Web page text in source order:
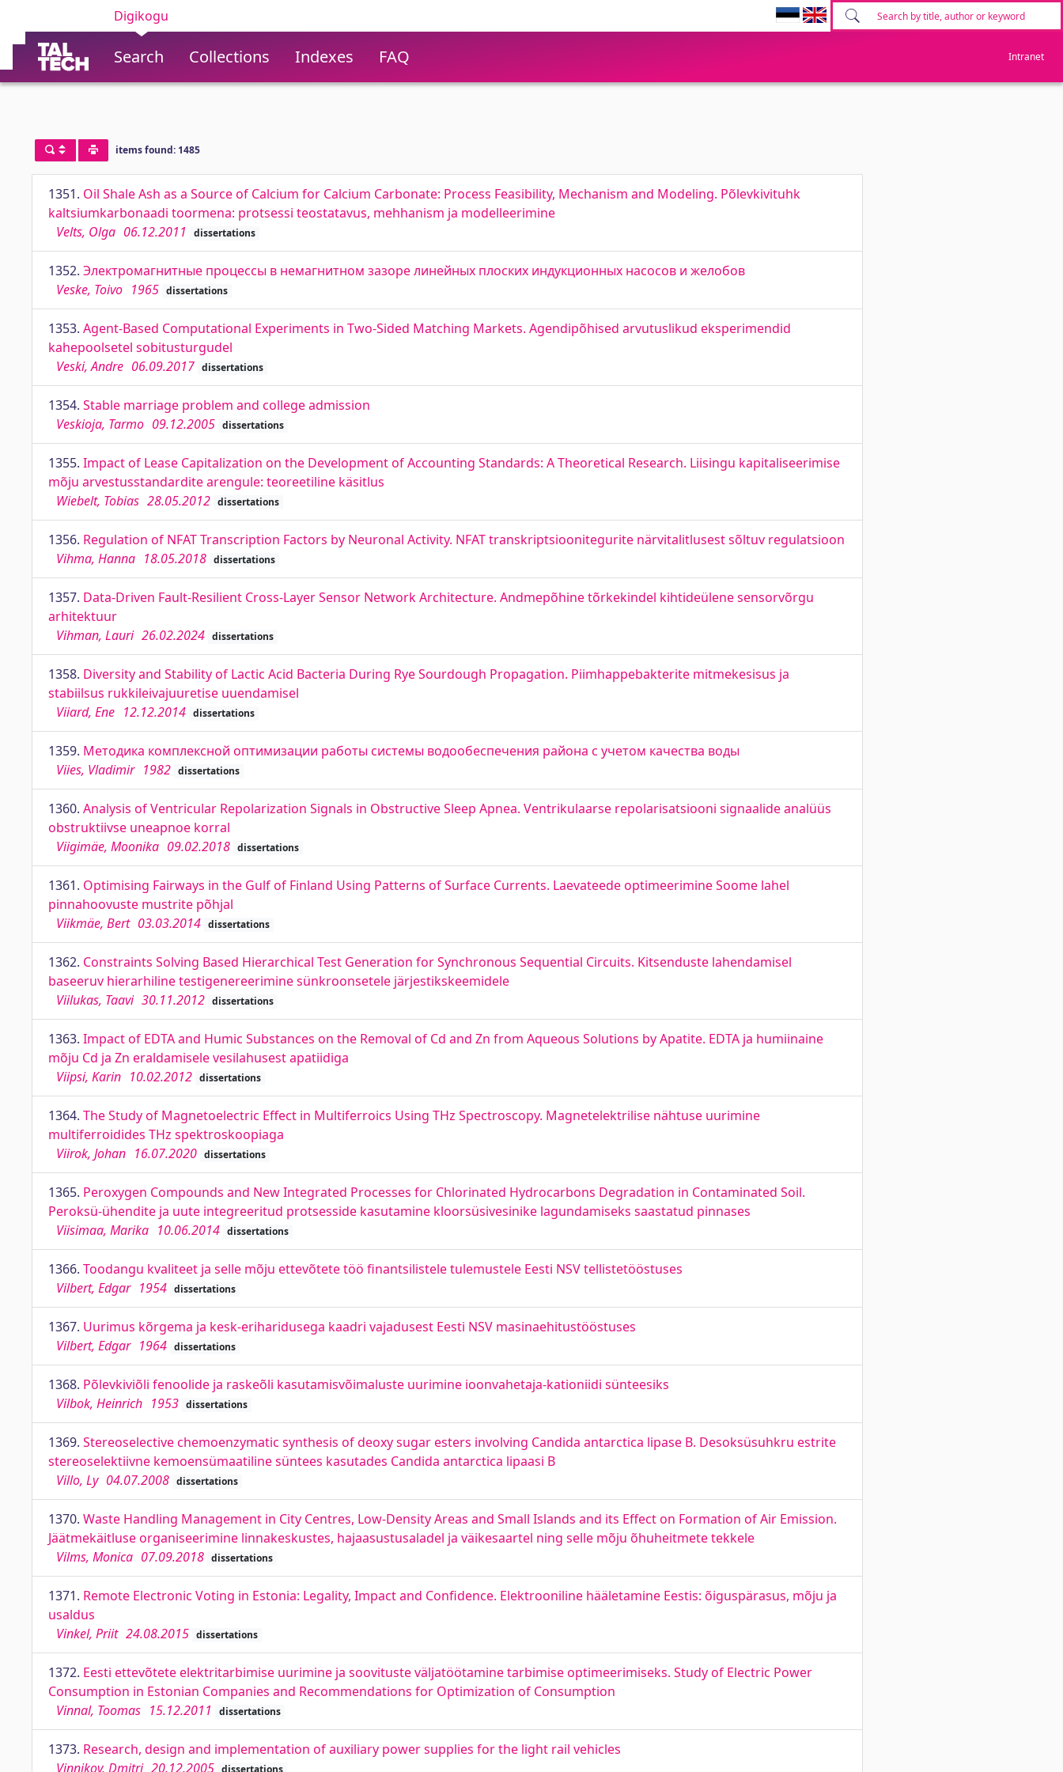
Digikogu
Search Collections Indexes FAQ Intranet
items found: 1485
1351. Oil Shale Ash as a Source of Calcium for Calcium Carbonate: Process Feasibility, Mechanism and Modeling. Põlevkivituhk
kaltsiumkarbonaadi toormena: protsessi teostatavus, mehhanism ja modelleerimine
Velts, Olga 06.12.2011 dissertations
1352. Электромагнитные процессы в немагнитном зазоре линейных плоских индукционных насосов и желобов
Veske, Toivo 1965 dissertations
1353. Agent-Based Computational Experiments in Two-Sided Matching Markets. Agendipõhised arvutuslikud eksperimendid
kahepoolsetel sobitusturgudel
Veski, Andre 06.09.2017 dissertations
1354. Stable marriage problem and college admission
Veskioja, Tarmo 09.12.2005 dissertations
1355. Impact of Lease Capitalization on the Development of Accounting Standards: A Theoretical Research. Liisingu kapitaliseerimise
mõju arvestusstandardite arengule: teoreetiline käsitlus
Wiebelt, Tobias 28.05.2012 dissertations
1356. Regulation of NFAT Transcription Factors by Neuronal Activity. NFAT transkriptsioonitegurite närvitalitlusest sõltuv regulatsioon
Vihma, Hanna 18.05.2018 dissertations
1357. Data-Driven Fault-Resilient Cross-Layer Sensor Network Architecture. Andmepõhine tõrkekindel kihtideülene sensorvõrgu
arhitektuur
Vihman, Lauri 26.02.2024 dissertations
1358. Diversity and Stability of Lactic Acid Bacteria During Rye Sourdough Propagation. Piimhappebakterite mitmekesisus ja
stabiilsus rukkileivajuuretise uuendamisel
Viiard, Ene 12.12.2014 dissertations
1359. Методика комплексной оптимизации работы системы водообеспечения района с учетом качества воды
Viies, Vladimir 1982 dissertations
1360. Analysis of Ventricular Repolarization Signals in Obstructive Sleep Apnea. Ventrikulaarse repolarisatsiooni signaalide analüüs
obstruktiivse uneapnoe korral
Viigimäe, Moonika 09.02.2018 dissertations
1361. Optimising Fairways in the Gulf of Finland Using Patterns of Surface Currents. Laevateede optimeerimine Soome lahel
pinnahoovuste mustrite põhjal
Viikmäe, Bert 03.03.2014 dissertations
1362. Constraints Solving Based Hierarchical Test Generation for Synchronous Sequential Circuits. Kitsenduste lahendamisel
baseeruv hierarhiline testigenereerimine sünkroonsetele järjestikskeemidele
Viilukas, Taavi 30.11.2012 dissertations
1363. Impact of EDTA and Humic Substances on the Removal of Cd and Zn from Aqueous Solutions by Apatite. EDTA ja humiinaine
mõju Cd ja Zn eraldamisele vesilahusest apatiidiga
Viipsi, Karin 10.02.2012 dissertations
1364. The Study of Magnetoelectric Effect in Multiferroics Using THz Spectroscopy. Magnetelektrilise nähtuse uurimine
multiferroidides THz spektroskoopiaga
Viirok, Johan 16.07.2020 dissertations
1365. Peroxygen Compounds and New Integrated Processes for Chlorinated Hydrocarbons Degradation in Contaminated Soil.
Peroksü-ühendite ja uute integreeritud protsesside kasutamine kloorsüsivesinike lagundamiseks saastatud pinnases
Viisimaa, Marika 10.06.2014 dissertations
1366. Toodangu kvaliteet ja selle mõju ettevõtete töö finantsilistele tulemustele Eesti NSV tellistetööstuses
Vilbert, Edgar 1954 dissertations
1367. Uurimus kõrgema ja kesk-eriharidusega kaadri vajadusest Eesti NSV masinaehitustööstuses
Vilbert, Edgar 1964 dissertations
1368. Põlevkiviõli fenoolide ja raskeõli kasutamisvõimaluste uurimine ioonvahetaja-kationiidi sünteesiks
Vilbok, Heinrich 1953 dissertations
1369. Stereoselective chemoenzymatic synthesis of deoxy sugar esters involving Candida antarctica lipase B. Desoksüsuhkru estrite
stereoselektiivne kemoensümaatiline süntees kasutades Candida antarctica lipaasi B
Villo, Ly 04.07.2008 dissertations
1370. Waste Handling Management in City Centres, Low-Density Areas and Small Islands and its Effect on Formation of Air Emission.
Jäätmekäitluse organiseerimine linnakeskustes, hajaasustusaladel ja väikesaartel ning selle mõju õhuheitmete tekkele
Vilms, Monica 07.09.2018 dissertations
1371. Remote Electronic Voting in Estonia: Legality, Impact and Confidence. Elektrooniline hääletamine Eestis: õiguspärasus, mõju ja
usaldus
Vinkel, Priit 24.08.2015 dissertations
1372. Eesti ettevõtete elektritarbimise uurimine ja soovituste väljatöötamine tarbimise optimeerimiseks. Study of Electric Power
Consumption in Estonian Companies and Recommendations for Optimization of Consumption
Vinnal, Toomas 15.12.2011 dissertations
1373. Research, design and implementation of auxiliary power supplies for the light rail vehicles
Vinnikov, Dmitri 20.12.2005 dissertations